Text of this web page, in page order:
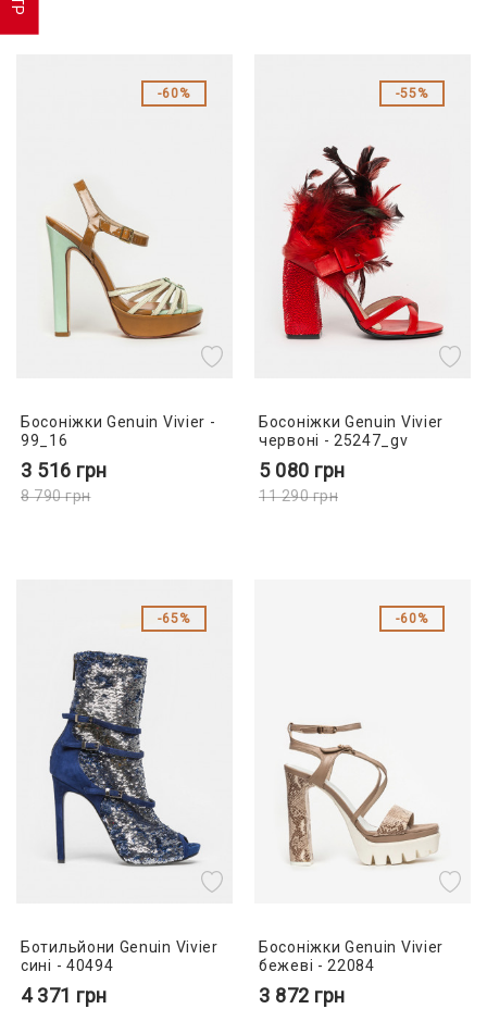
60%
Босоніжки Genuin Vivier -
99_16
3 516 грн
8 790грн
55%
Босоніжки Genuin Vivier
червоні - 25247_gv
5 080 грн
11 290грн
65%
Ботильйони Genuin Vivier
сині - 40494
4 371 грн
60%
Босоніжки Genuin Vivier
бежеві - 22084
3 872 грн